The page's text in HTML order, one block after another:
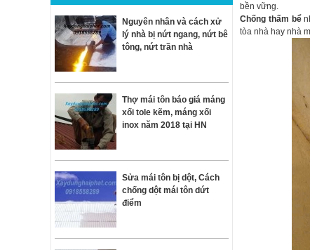
Nguyên nhân và cách xử
lý nhà bị nứt ngang, nứt bê
tông, nứt trần nhà
Thợ mái tôn báo giá máng
xối tole kẽm, máng xối
inox năm 2018 tại HN
Sửa mái tôn bị dột, Cách
chống dột mái tôn dứt
điểm
bền vững.
Chống thấm bể
tòa nhà hay nhà